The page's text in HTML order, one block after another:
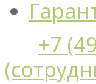
+7